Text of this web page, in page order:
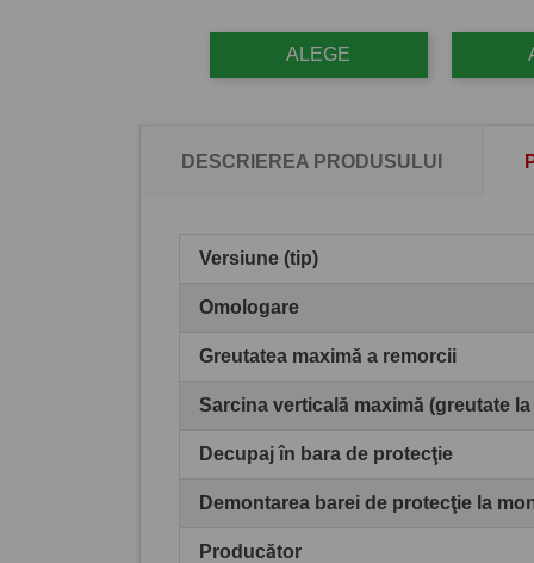
ALEGE
DESCRIEREA PRODUSULUI
Versiune (tip)
Omologare
Greutatea maximă a remorcii
Sarcina verticală maximă (greutate
Decupaj în bara de protecţie
Demontarea barei de protecţie la
Producător